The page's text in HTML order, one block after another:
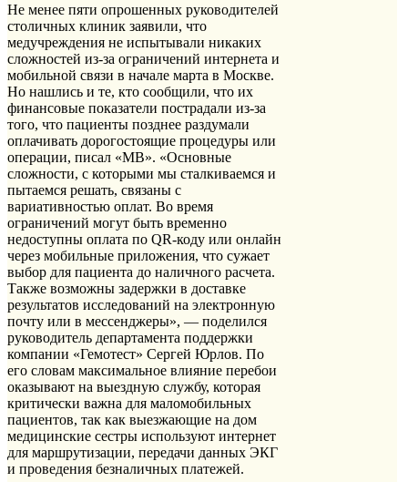
Не менее пяти опрошенных руководителей
столичных клиник заявили, что
медучреждения не испытывали никаких
сложностей из-за ограничений интернета и
мобильной связи в начале марта в Москве.
Но нашлись и те, кто сообщили, что их
финансовые показатели пострадали из-за
того, что пациенты позднее раздумали
оплачивать дорогостоящие процедуры или
операции, писал «МВ». «Основные
сложности, с которыми мы сталкиваемся и
пытаемся решать, связаны с
вариативностью оплат. Во время
ограничений могут быть временно
недоступны оплата по QR-коду или онлайн
через мобильные приложения, что сужает
выбор для пациента до наличного расчета.
Также возможны задержки в доставке
результатов исследований на электронную
почту или в мессенджеры», — поделился
руководитель департамента поддержки
компании «Гемотест» Сергей Юрлов. По
его словам максимальное влияние перебои
оказывают на выездную службу, которая
критически важна для маломобильных
пациентов, так как выезжающие на дом
медицинские сестры используют интернет
для маршрутизации, передачи данных ЭКГ
и проведения безналичных платежей.